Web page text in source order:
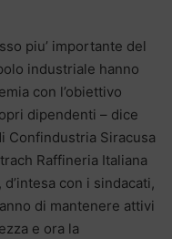
piu’ importante del
industriale hanno
con l’obiettivo
dipendenti – dice
Confindustria Siracusa
Raffineria Italiana
con i sindacati,
di mantenere attivi
e ora la